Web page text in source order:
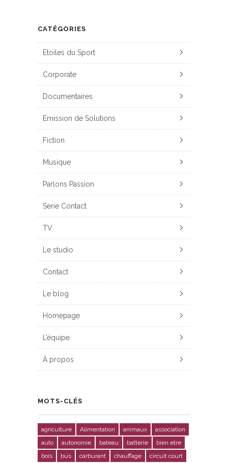
CATÉGORIES
Etoiles du Sport
Corporate
Documentaires
Emission de Solutions
Fiction
Musique
Parlons Passion
Serie Contact
TV
Le studio
Contact
Le blog
Homepage
L’équipe
À propos
MOTS-CLÉS
agriculture Alimentation animaux
association
auto
autonomie bateau batterie
bien etre
bois
bus carburant chauffage circuit court